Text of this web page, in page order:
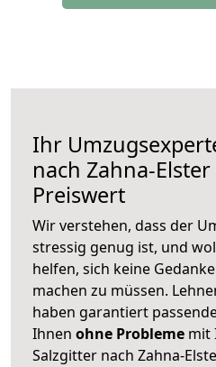
Ihr
nach Zahna-Elster
Preiswert
Wir verstehen, dass der
stressig genug ist, und
helfen, sich keine
machen zu müssen.
haben garantiert
Ihnen ohne Probleme mit
Salzgitter nach Zahna-